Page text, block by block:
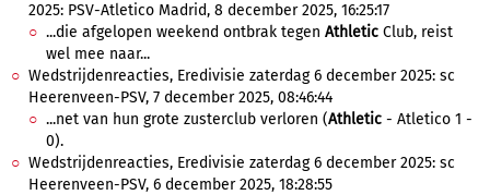
2025: PSV-Atletico Madrid, 8 december 2025, 16:25:17
...die afgelopen weekend ontbrak tegen Athletic Club, reist
wel mee naar...
Wedstrijdenreacties, Eredivisie zaterdag 6 december 2025: sc
Heerenveen-PSV, 7 december 2025, 08:46:44
...net van hun grote zusterclub verloren (Athletic - Atletico 1 -
0).
Wedstrijdenreacties, Eredivisie zaterdag 6 december 2025: sc
Heerenveen-PSV, 6 december 2025, 18:28:55